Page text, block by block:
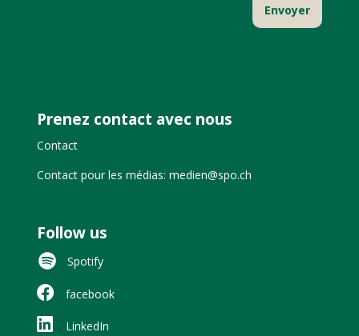
Prenez contact avec nous
Contact
Contact pour les médias: medien@spo.ch
Follow us
Spotify
facebook
LinkedIn